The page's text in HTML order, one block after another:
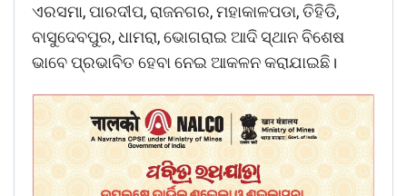
ଏରସମା, ପାରଦୀପ, ରାଜନଗର, ମହାକାଳପଡା, ତିହିଡି,
ବାସୁଦେବପୁର, ଧାମରା, ଭୋଗରାଇ ଆଦି ସ୍ଥାନ ବିଶେଷ
ଭାବେ ପ୍ରଭାବିତ ହେବା ନେଇ ଆକଳନ କରାଯାଇଛି।